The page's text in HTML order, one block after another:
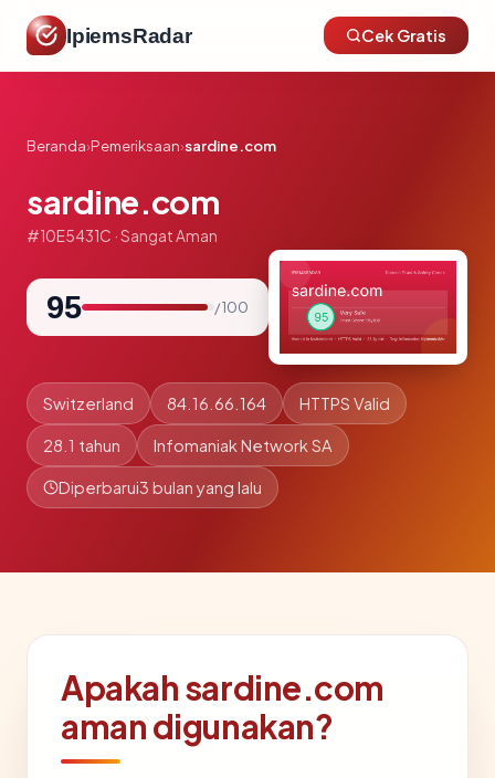
IpiemsRadar Cek Gratis
Beranda›Pemeriksaan›sardine.com
sardine.com
#10E5431C · Sangat Aman
95 / 100
Switzerland 84.16.66.164 HTTPS Valid
28.1 tahun Infomaniak Network SA
Diperbarui3 bulan yang lalu
Apakah sardine.com
aman digunakan?